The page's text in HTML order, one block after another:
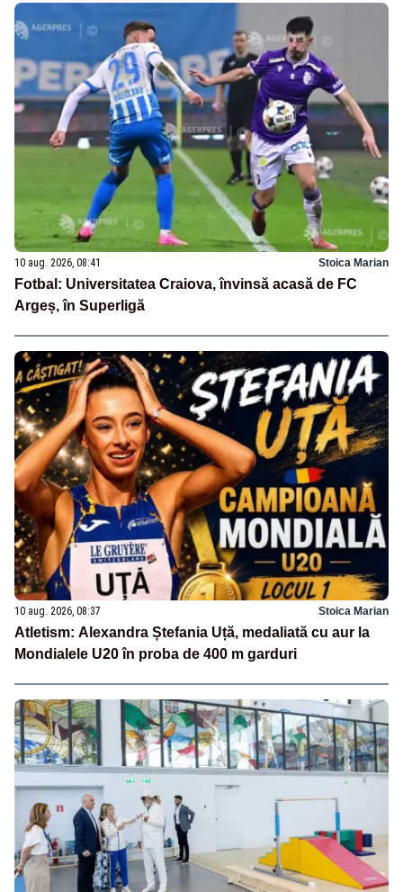
10 aug. 2026, 08:41 Stoica Marian
Fotbal: Universitatea Craiova, învinsă acasă de FC
Argeș, în Superligă
10 aug. 2026, 08:37 Stoica Marian
Atletism: Alexandra Ștefania Uță, medaliată cu aur la
Mondialele U20 în proba de 400 m garduri